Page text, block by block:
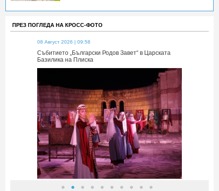
ПРЕЗ ПОГЛЕДА НА КРОСС-ФОТО
08 Август 2026 | 09:58
Събитието „Български Родов Завет“ в Царската
Базилика на Плиска